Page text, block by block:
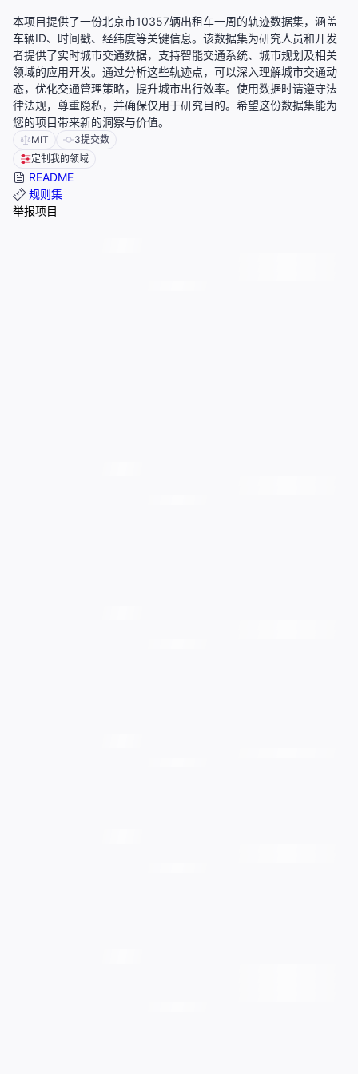
本项目提供了一份北京市10357辆出租车一周的轨迹数据集，涵盖
车辆ID、时间戳、经纬度等关键信息。该数据集为研究人员和开发
者提供了实时城市交通数据，支持智能交通系统、城市规划及相关
领域的应用开发。通过分析这些轨迹点，可以深入理解城市交通动
态，优化交通管理策略，提升城市出行效率。使用数据时请遵守法
律法规，尊重隐私，并确保仅用于研究目的。希望这份数据集能为
您的项目带来新的洞察与价值。
MIT 3提交数
定制我的领域
README
规则集
举报项目